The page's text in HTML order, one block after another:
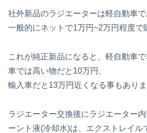
社外新品のラジエーターは軽自動車で
一般的にネットで1万円~2万円程度で
これが純正新品になると、軽自動車
車では高い物だと10万円、
輸入車だと13万円近くなる事もありま
ラジエーター交換後にラジエーター
ーント液(冷却水)は、エクストレイル